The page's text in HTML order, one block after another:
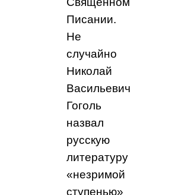
Писании.
Не
случайно
Николай
Васильевич
Гоголь
назвал
русскую
литературу
«незримой
ступенью»